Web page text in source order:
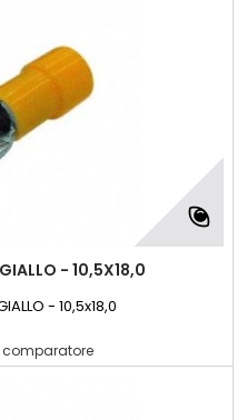
- 10,5X18,0
- 10,5x18,0